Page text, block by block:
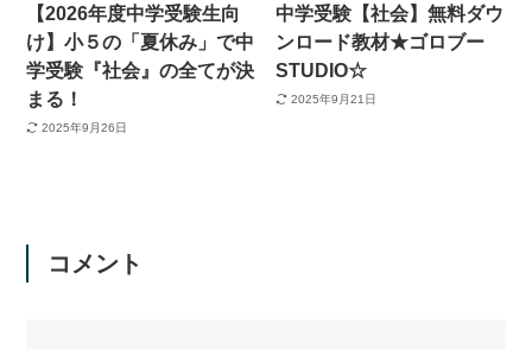
【2026年度中学受験生向
け】小５の「夏休み」で中
学受験『社会』の全てが決
まる！
2025年9月26日
中学受験【社会】無料ダウ
ンロード教材★ゴロブー
STUDIO☆
2025年9月21日
コメント